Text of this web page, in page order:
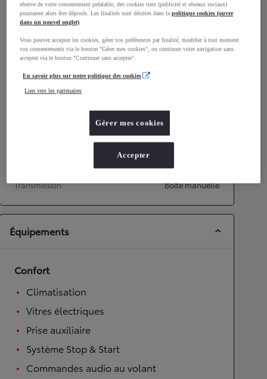
Consommation mixte
Émissions CO2 110g/km
Performances
Transmission
Boîte manuelle
Équipements
Confort
Climatisation
Vitres électriques
Prise auxiliaire
Système Stop & Start
Commandes audio au volant
réserve de votre consentement préalable, des cookies tiers (publicité et réseaux sociaux)
pourraient alors être déposés. Les finalités sont décrites dans lapolitique cookies (ouvre
dans un nouvel onglet)
Vous pouvez accepter les cookies, gérer vos préférences par finalité, modifier à tout moment
vos consentements via le bouton "Gérer mes cookies", ou continuer votre navigation sans
accepter via le bouton "Continuer sans accepter".
En savoir plus sur notre politique des cookies
Lien vers les partenaires
Gérer mes cookies
Accepter